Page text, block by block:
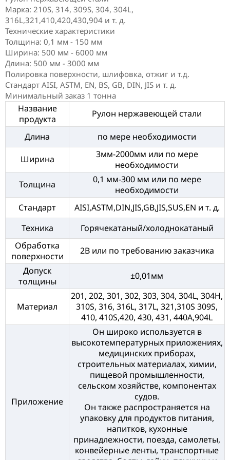
Марка: 210S, 314, 309S, 304, 304L,
316L,321,410,420,430,904 и т. д.
Технические характеристики
Толщина: 0,1 мм - 150 мм
Ширина: 500 мм - 6000 мм
Длина: 500 мм - 3000 мм
Полировка поверхности, шлифовка, отжиг и т.д.
Стандарт AISI, ASTM, EN, BS, GB, DIN, JIS и т. д.
Минимальный заказ 1 тонна
Название
продукта
Рулон нержавеющей стали
Длина
по мере необходимости
Ширина
3мм-2000мм или по мере
необходимости
Толщина
0,1 мм-300 мм или по мере
необходимости
Стандарт
AISI,ASTM,DIN,JIS,GB,JIS,SUS,EN и т. д.
Техника
Горячекатаный/холоднокатаный
Обработка
поверхности
2B или по требованию заказчика
Допуск
толщины
±0,01мм
Материал
201, 202, 301, 302, 303, 304, 304L, 304H,
310S, 316, 316L, 317L, 321,310S 309S,
410, 410S,420, 430, 431, 440A,904L
Приложение
Он широко используется в
высокотемпературных приложениях,
медицинских приборах,
строительных материалах, химии,
пищевой промышленности,
сельском хозяйстве, компонентах
судов.
Он также распространяется на
упаковку для продуктов питания,
напитков, кухонные
принадлежности, поезда, самолеты,
конвейерные ленты, транспортные